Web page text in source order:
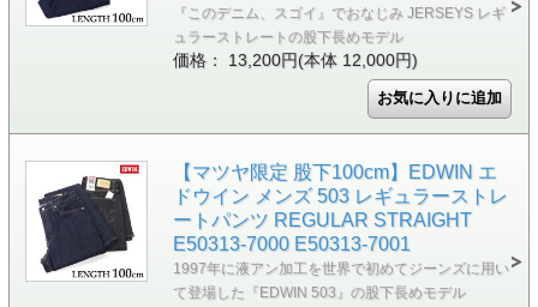
『このデニム、スゴイ』でおなじみ JERSEYS レギ
ュラーストレートの股下長めモデル
価格： 13,200円(本体 12,000円)
【マツヤ限定 股下100cm】EDWIN エ
ドウイン メンズ 503 レギュラーストレ
ートパンツ REGULAR STRAIGHT
E50313-7000 E50313-7001
1997年に液アン加工を世界で初めてジーンズに用い
て登場した『EDWIN 503』の股下長めモデル